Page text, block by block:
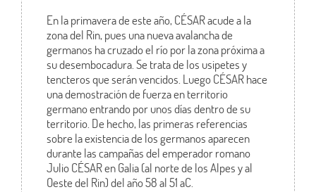
En la primavera de este año, CÉSAR acude a la
zona del Rin, pues una nueva avalancha de
germanos ha cruzado el río por la zona próxima a
su desembocadura. Se trata de los usipetes y
tencteros que serán vencidos. Luego CÉSAR hace
una demostración de fuerza en territorio
germano entrando por unos días dentro de su
territorio. De hecho, las primeras referencias
sobre la existencia de los germanos aparecen
durante las campañas del emperador romano
Julio CÉSAR en Galia (al norte de los Alpes y al
Oeste del Rin) del año 58 al 51 aC.